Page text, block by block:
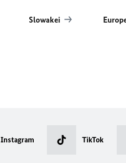
Slowakei
Instagram TikTok